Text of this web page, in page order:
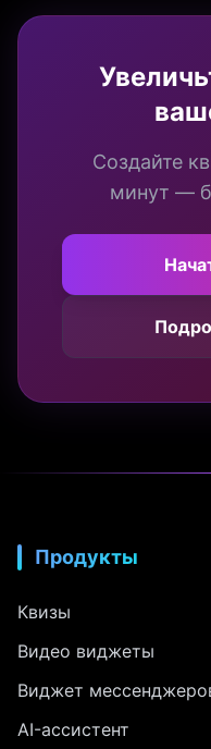
Создайте
минут —
Продукты
Квизы
Видео виджеты
Виджет
AI-ассистент